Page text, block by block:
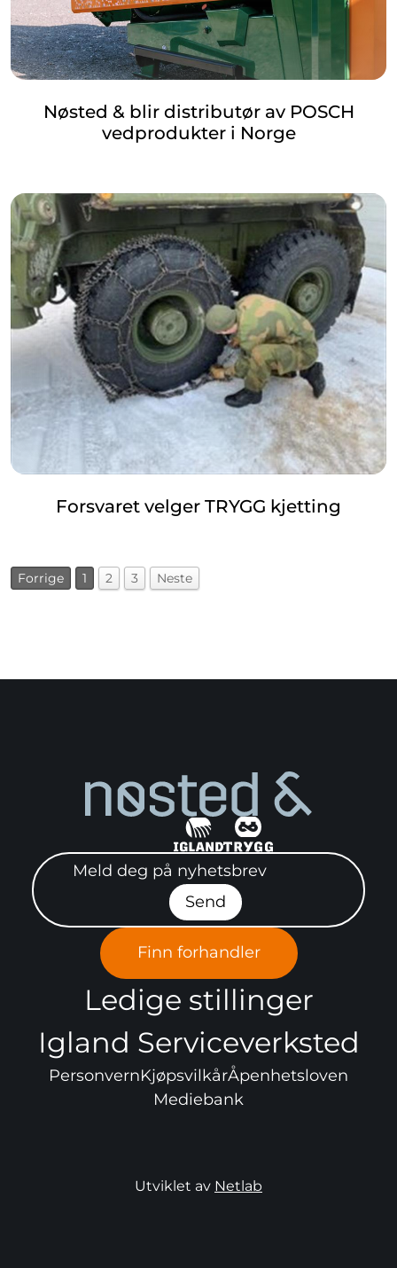
Nøsted & blir distributør av POSCH
vedprodukter i Norge
Forsvaret velger TRYGG kjetting
Forrige 1 2 3 Neste
Meld deg på nyhetsbrev"
Send
Finn forhandler
Ledige stillinger
Igland Serviceverksted
PersonvernKjøpsvilkårÅpenhetsloven
Mediebank
Utviklet av Netlab